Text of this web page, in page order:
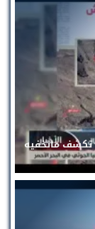
تكشف ماتخفيه